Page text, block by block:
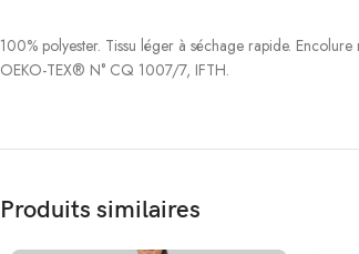
100% polyester. Tissu léger à séchage rapide.
OEKO-TEX® N° CQ 1007/7, IFTH.
Produits similaires